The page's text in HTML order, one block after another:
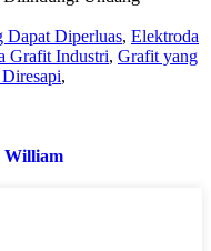
Dapat Diperluas, Elektroda
Grafit Industri, Grafit yang
,
William